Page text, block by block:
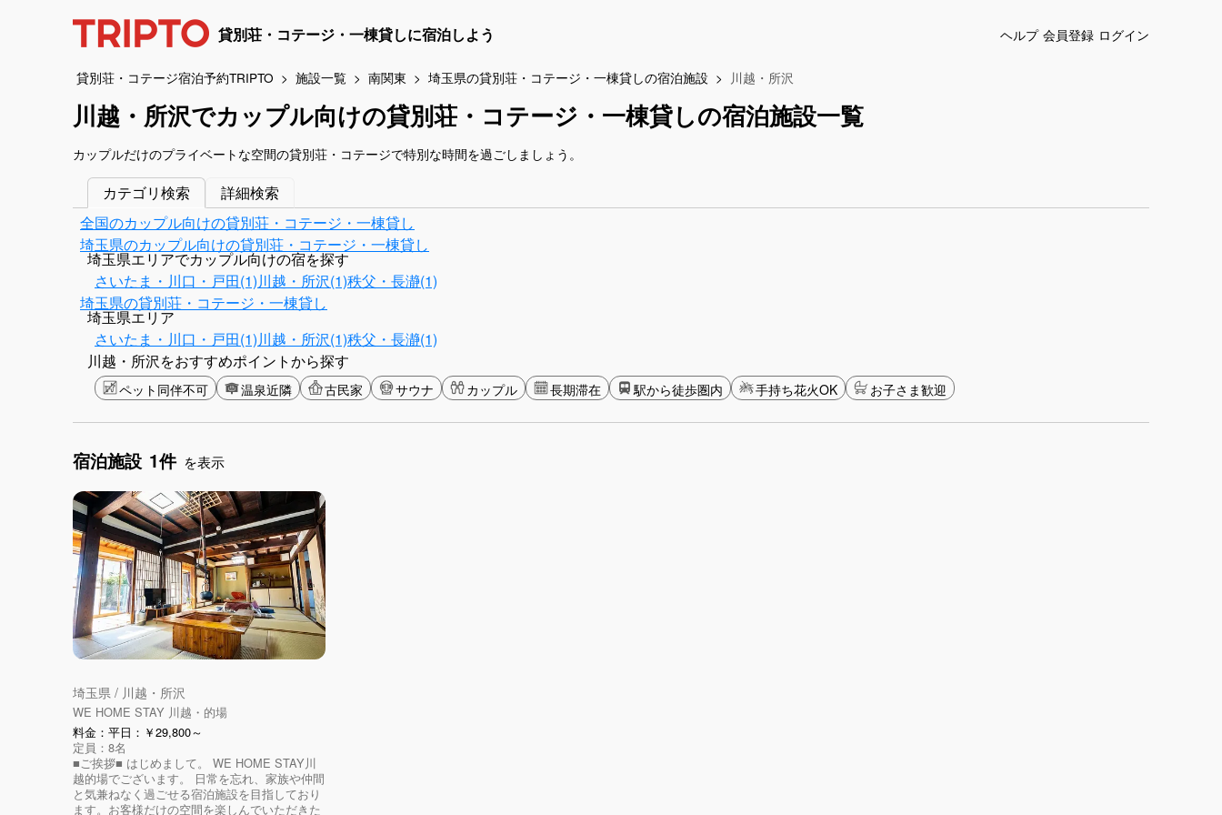
貸別荘・コテージ・一棟貸しに宿泊しよう ヘルプ 会員登録 ログイン
貸別荘・コテージ宿泊予約TRIPTO 施設一覧 南関東 埼玉県の貸別荘・コテージ・一棟貸しの宿泊施設 川越・所沢
川越・所沢でカップル向けの貸別荘・コテージ・一棟貸しの宿泊施設一覧
カップルだけのプライベートな空間の貸別荘・コテージで特別な時間を過ごしましょう。
カテゴリ検索
詳細検索
全国のカップル向けの貸別荘・コテージ・一棟貸し
埼玉県のカップル向けの貸別荘・コテージ・一棟貸し
埼玉県エリアでカップル向けの宿を探す
さいたま・川口・戸田(1)川越・所沢(1)秩父・長瀞(1)
埼玉県の貸別荘・コテージ・一棟貸し
埼玉県エリア
さいたま・川口・戸田(1)川越・所沢(1)秩父・長瀞(1)
川越・所沢をおすすめポイントから探す
ペット同伴不可 温泉近隣 古民家 サウナ カップル 長期滞在 駅から徒歩圏内 手持ち花火OK お子さま歓迎
宿泊施設 1件 を表示
埼玉県 / 川越・所沢
WE HOME STAY 川越・的場
料金：平日：￥29,800～
定員：8名
■ご挨拶■ はじめまして。 WE HOME STAY川
越的場でございます。 日常を忘れ、家族や仲間
と気兼ねなく過ごせる宿泊施設を目指しており
ます。お客様だけの空間を楽しんでいただきた